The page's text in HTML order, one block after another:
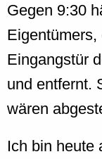
Gegen 9:30
Eigentümers,
Eingangstür
und entfernt.
wären
Ich bin heute